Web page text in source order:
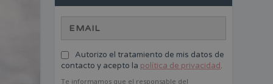
Autorizo el tratamiento de mis datos de
contacto y acepto la política de privacidad.
Te informamos que el responsable del